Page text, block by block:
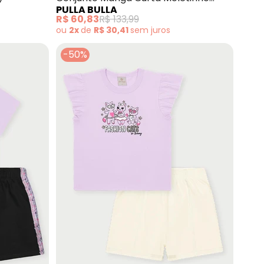
Menina (Roxo)
PULLA BULLA
R$ 60,83R$ 133,99
ou 2xde R$ 30,41sem juros
-50%